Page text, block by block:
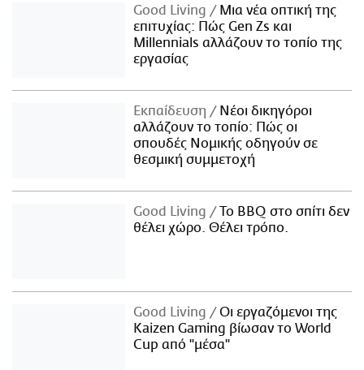
Good Living
Μια νέα οπτική της
επιτυχίας: Πώς Gen Zs και
Millennials αλλάζουν το τοπίο της
εργασίας
Εκπαίδευση
Νέοι δικηγόροι
αλλάζουν το τοπίο: Πώς οι
σπουδές Νομικής οδηγούν σε
θεσμική συμμετοχή
Good Living
Το BBQ στο σπίτι δεν
θέλει χώρο. Θέλει τρόπο.
Good Living
Οι εργαζόμενοι της
Kaizen Gaming βίωσαν το World
Cup από "μέσα"